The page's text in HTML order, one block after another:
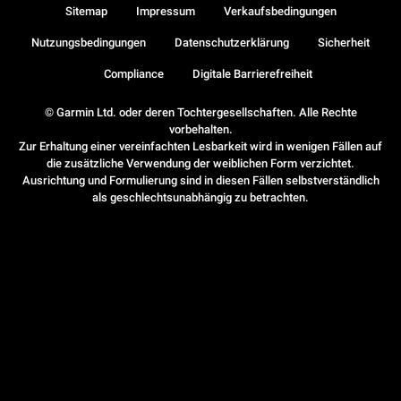
© Garmin Ltd. oder deren Tochtergesellschaften. Alle Rechte
vorbehalten.
Zur Erhaltung einer vereinfachten Lesbarkeit wird in wenigen Fällen auf
die zusätzliche Verwendung der weiblichen Form verzichtet.
Ausrichtung und Formulierung sind in diesen Fällen selbstverständlich
als geschlechtsunabhängig zu betrachten.
Sitemap Impressum Verkaufsbedingungen
Nutzungsbedingungen Datenschutzerklärung Sicherheit
Compliance Digitale Barrierefreiheit